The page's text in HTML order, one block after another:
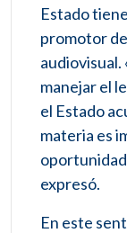
Estado
promotor
audiovisual.
manejar el
el Estado
materia es
expresó.
En este